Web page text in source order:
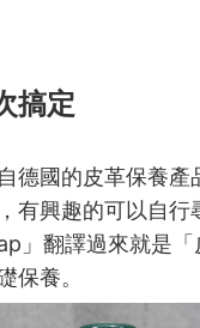
搞定
德國的皮革保養產
有興趣的可以自行
」翻譯過來就是「
保養。